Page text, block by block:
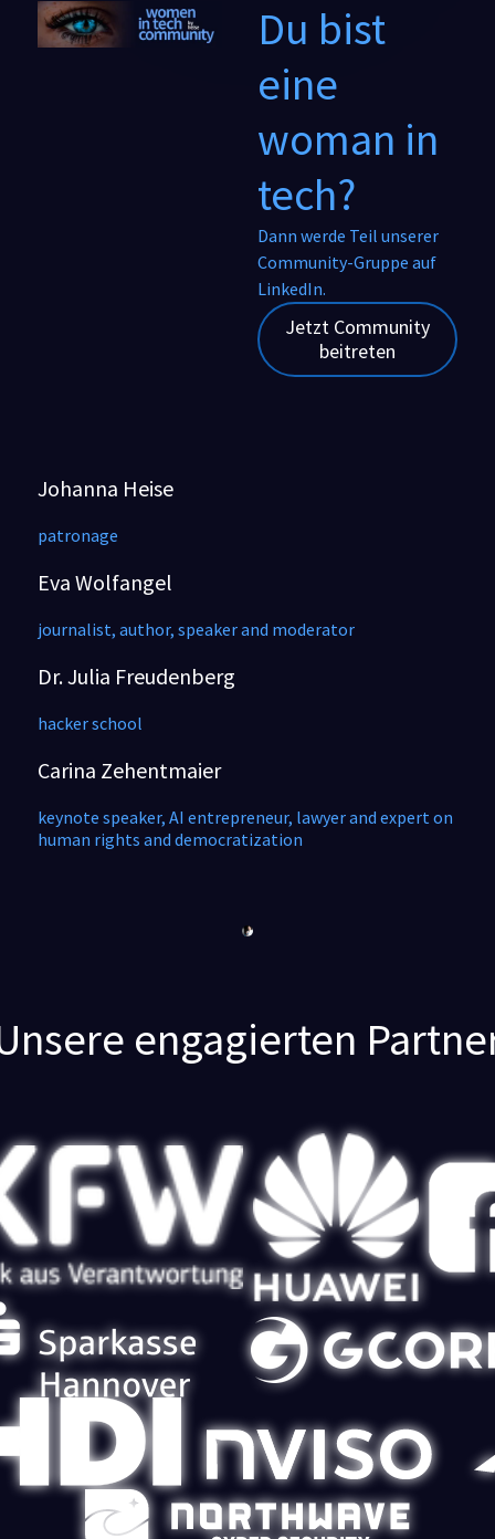
Du bist
eine
woman in
tech?
Dann werde Teil unserer
Community-Gruppe auf
LinkedIn.
Jetzt Community
beitreten
Johanna Heise
patronage
Eva Wolfangel
journalist, author, speaker and moderator
Dr. Julia Freudenberg
hacker school
Carina Zehentmaier
keynote speaker, AI entrepreneur, lawyer and expert on
human rights and democratization
engagierten